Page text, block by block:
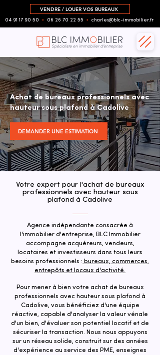
VENDRE / LOUER VOS BUREAUX
04 91 17 90 50 ▪︎ 06 26 70 22 55 ▪︎ charles@blc-immobilier.fr
Achat de bureaux professionnels avec
hauteur sous plafond à Cadolive
DEMANDER UNE ESTIMATION
Votre expert pour l'achat de bureaux
professionnels avec hauteur sous
plafond à Cadolive
Agence indépendante consacrée à
l'immobilier d'entreprise, BLC Immobilier
accompagne acquéreurs, vendeurs,
locataires et investisseurs dans tous leurs
besoins professionnels : bureaux, commerces,
entrepôts et locaux d'activité.
Pour mener à bien votre achat de bureaux
professionnels avec hauteur sous plafond à
Cadolive, vous bénéficiez d'une équipe
réactive, capable d'analyser la valeur vénale
d'un bien, d'évaluer son potentiel locatif et de
sécuriser la transaction. ​Nous nous appuyons
sur un réseau solide, construit sur des années
d'expérience au service des PME, enseignes